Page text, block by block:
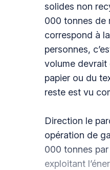
solides non
000 tonnes de
correspond à
personnes,
volume devrait
papier ou du
reste est vu
Direction le
opération de
000 tonnes
exploitant